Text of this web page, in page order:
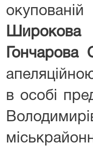
Широкова
Гончарова
в особі